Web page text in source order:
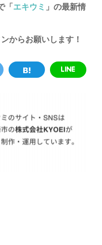
「エキウミ 」の最新情
からお願いします！